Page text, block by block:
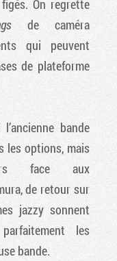
On regrette
de caméra
qui peuvent
de plateforme
bande
les options, mais
face aux
de retour sur
jazzy sonnent
les
bande.